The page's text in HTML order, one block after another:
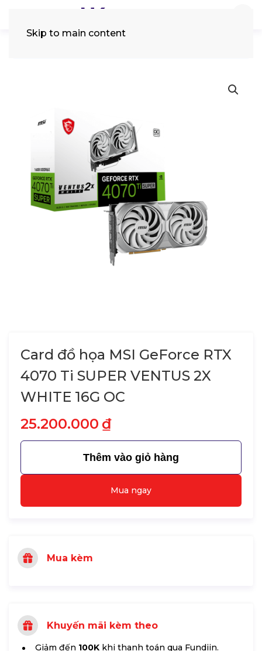
Skip to main content
Card đồ họa MSI GeForce RTX
4070 Ti SUPER VENTUS 2X
WHITE 16G OC
25.200.000 ₫
Thêm vào giỏ hàng
Mua ngay
Mua kèm
Khuyến mãi kèm theo
Giảm đến 100K khi thanh toán qua Fundiin.